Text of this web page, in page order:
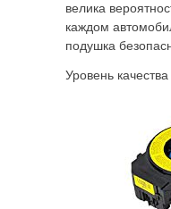
велика
каждом
подушка
Уровень